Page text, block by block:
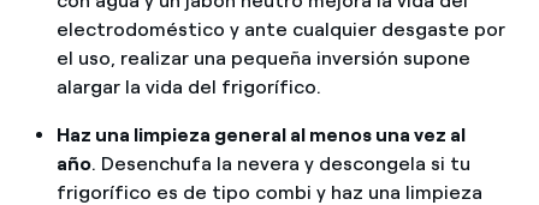
electrodoméstico y ante cualquier desgaste por
el uso, realizar una pequeña inversión supone
alargar la vida del frigorífico.
Haz una limpieza general al menos una vez al
año. Desenchufa la nevera y descongela si tu
frigorífico es de tipo combi y haz una limpieza